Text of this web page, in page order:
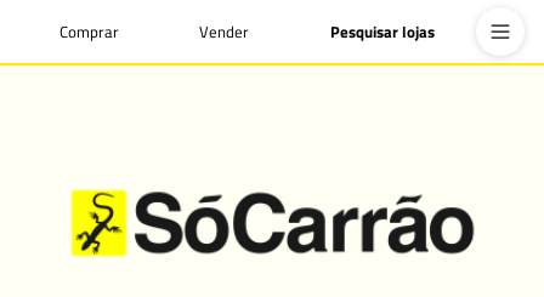
Comprar Vender Pesquisar lojas